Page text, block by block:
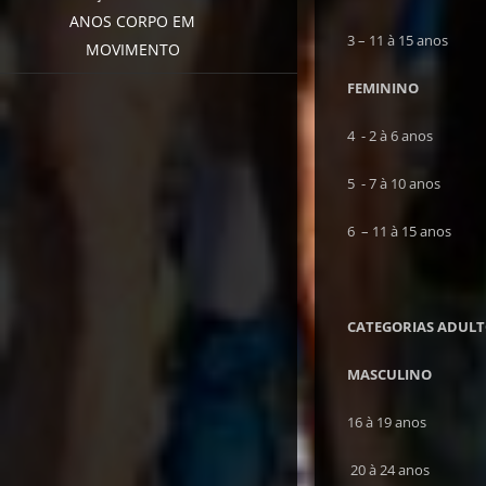
ANOS CORPO EM
MOVIMENTO
3 – 11 à 15 anos
FEMININO
4 - 2 à 6 anos
5 - 7 à 10 anos
6 – 11 à 15 anos
CATEGORIAS
MASCULINO
16 à 19 anos
20 à 24 anos